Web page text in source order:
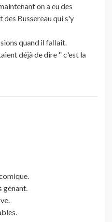
on a eu des
des Bussereau qui s'y
quand il fallait.
déjà de dire " c'est la
génant.